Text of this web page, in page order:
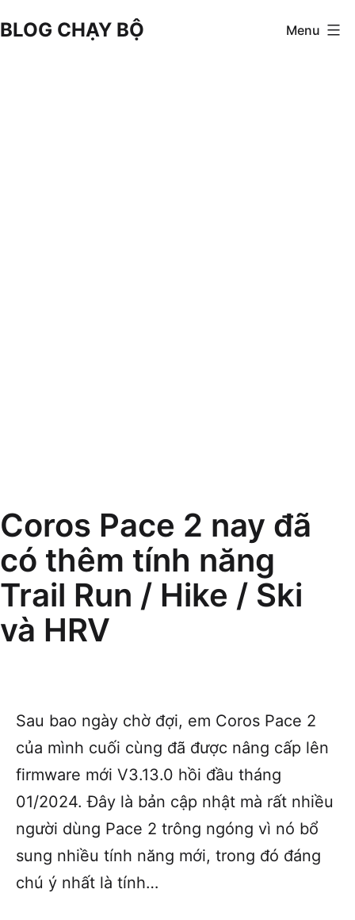
to
BLOG CHẠY BỘ Menu
Coros Pace 2 nay đã
có thêm tính năng
Trail Run / Hike / Ski
và HRV
Sau bao ngày chờ đợi, em Coros Pace 2
của mình cuối cùng đã được nâng cấp lên
firmware mới V3.13.0 hồi đầu tháng
01/2024. Đây là bản cập nhật mà rất nhiều
người dùng Pace 2 trông ngóng vì nó bổ
sung nhiều tính năng mới, trong đó đáng
chú ý nhất là tính…